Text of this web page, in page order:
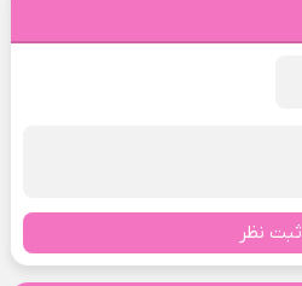
ثبت نظر